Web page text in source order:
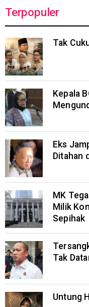
Terpopuler
Tak
Kepala
Eks
Ditahan
MK
Milik
Sepihak
Tak
Untung